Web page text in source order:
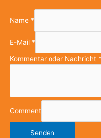
Name *
E-Mail *
Kommentar oder Nachricht *
Comment
Senden